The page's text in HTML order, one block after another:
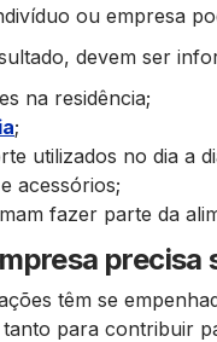
ou empresa
devem ser
na residência;
;
utilizados no dia a
acessórios;
fazer parte da
têm se
para contribuir